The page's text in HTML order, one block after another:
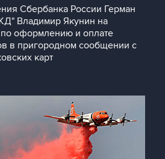
Сбербанка России Герман
Владимир Якунин на
по оформлению и оплате
в пригородном сообщении с
карт